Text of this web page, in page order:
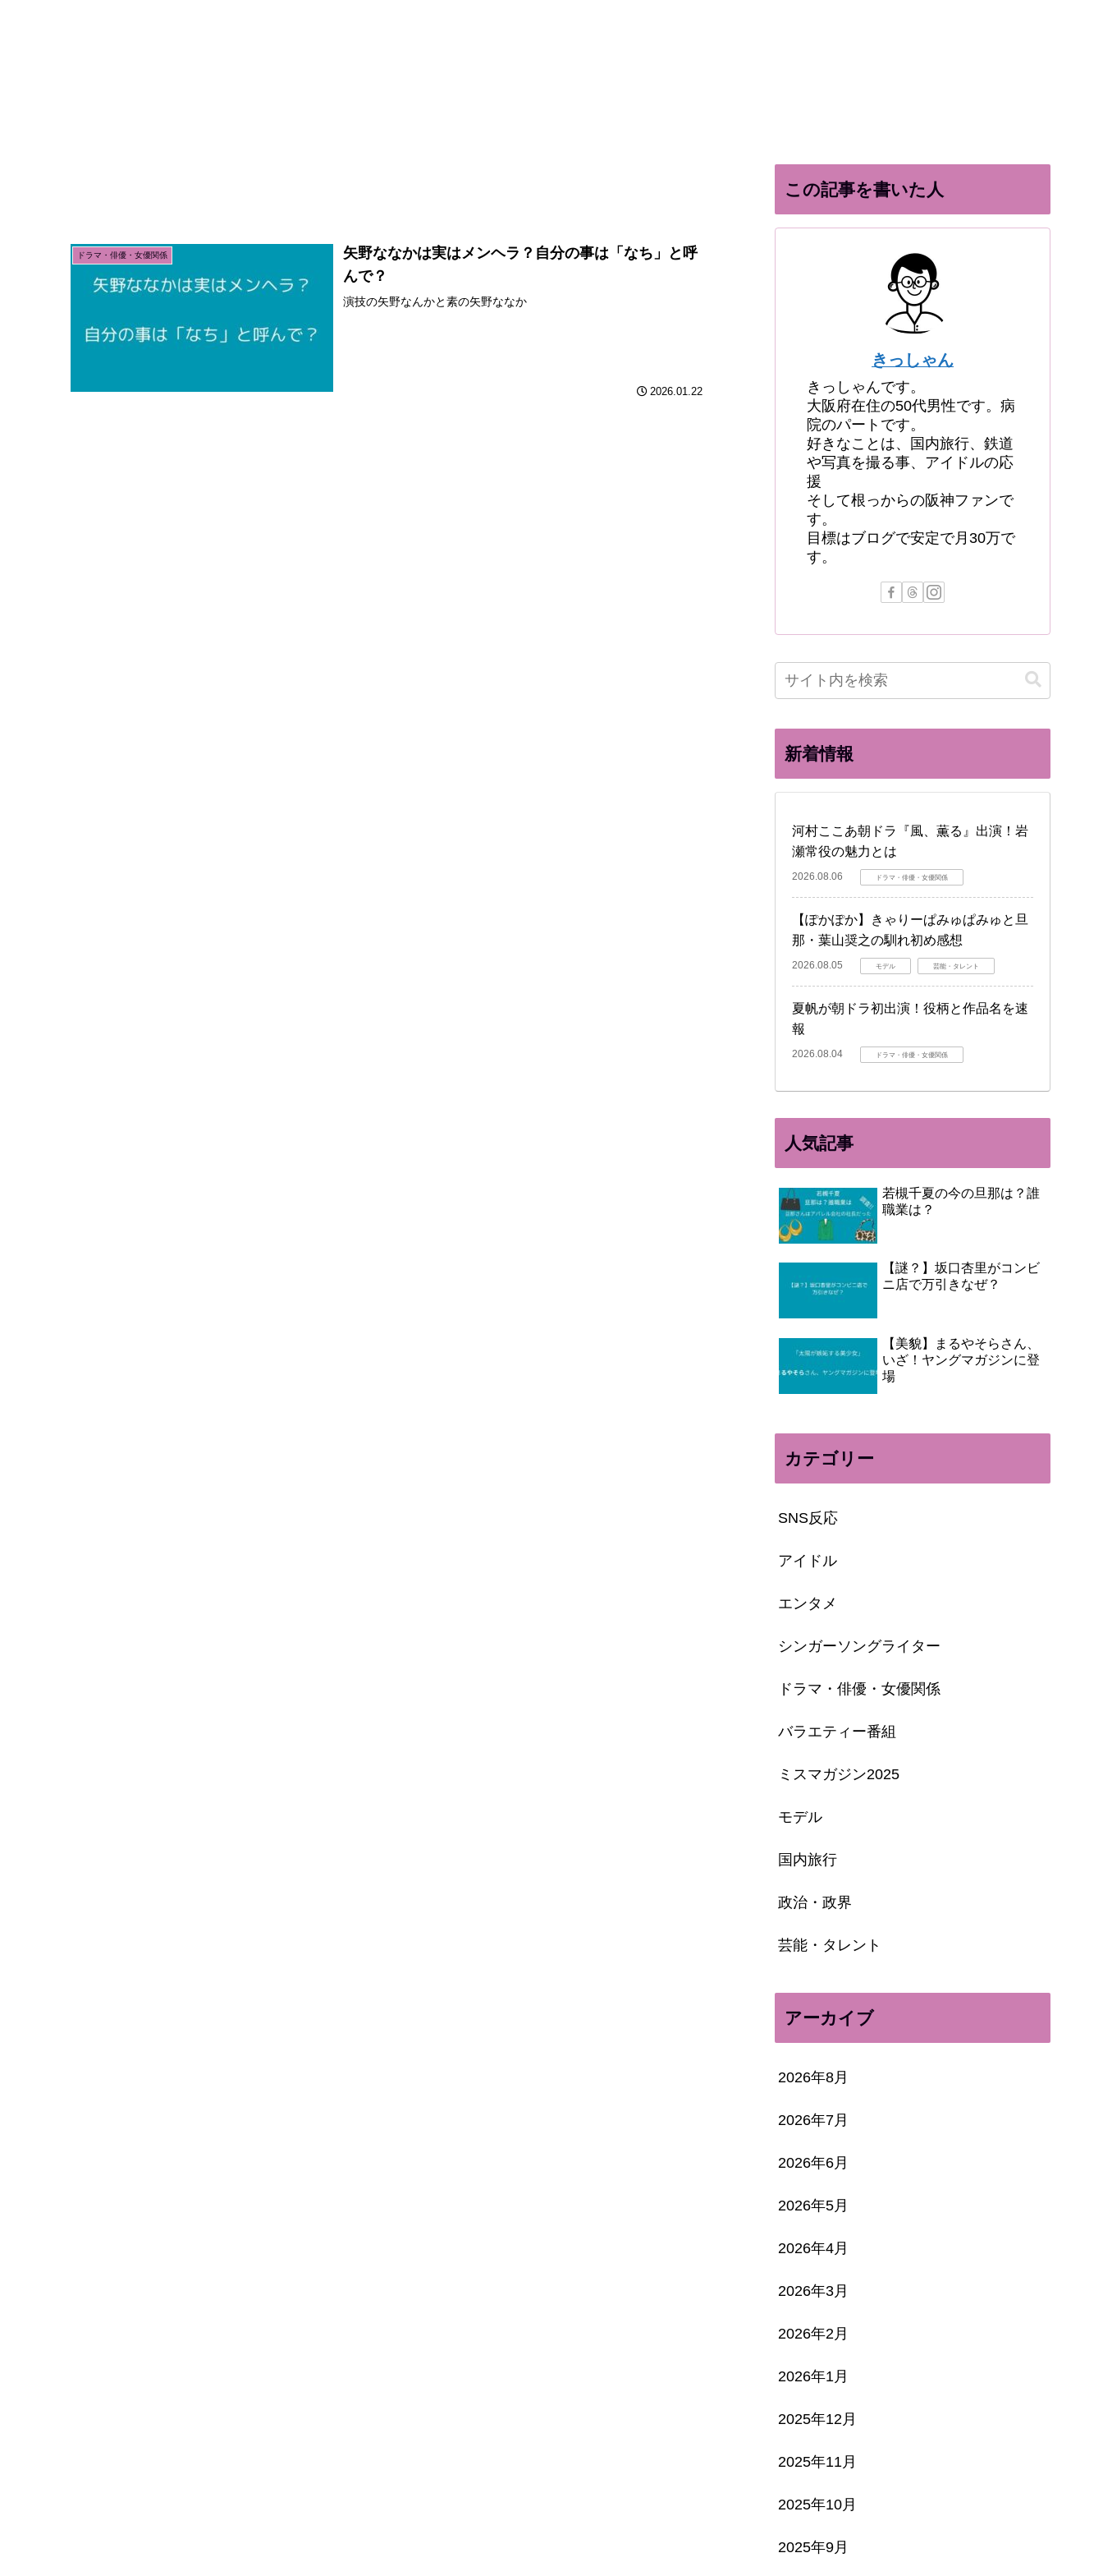
ドラマ・俳優・女優関係
矢野ななかは実はメンヘラ？自分の事は「なち」と呼
んで？
演技の矢野なんかと素の矢野ななか
2026.01.22
この記事を書いた人
きっしゃん
きっしゃんです。
大阪府在住の50代男性です。病
院のパートです。
好きなことは、国内旅行、鉄道
や写真を撮る事、アイドルの応
援
そして根っからの阪神ファンで
す。
目標はブログで安定で月30万で
す。
新着情報
河村ここあ朝ドラ『風、薫る』出演！岩
瀬常役の魅力とは
2026.08.06 ドラマ・俳優・女優関係
【ぽかぽか】きゃりーぱみゅぱみゅと旦
那・葉山奨之の馴れ初め感想
2026.08.05 モデル 芸能・タレント
夏帆が朝ドラ初出演！役柄と作品名を速
報
2026.08.04 ドラマ・俳優・女優関係
人気記事
若槻千夏の今の旦那は？誰
職業は？
【謎？】坂口杏里がコンビ
ニ店で万引きなぜ？
【美貌】まるやそらさん、
いざ！ヤングマガジンに登
場
カテゴリー
SNS反応
アイドル
エンタメ
シンガーソングライター
ドラマ・俳優・女優関係
バラエティー番組
ミスマガジン2025
モデル
国内旅行
政治・政界
芸能・タレント
アーカイブ
2026年8月
2026年7月
2026年6月
2026年5月
2026年4月
2026年3月
2026年2月
2026年1月
2025年12月
2025年11月
2025年10月
2025年9月